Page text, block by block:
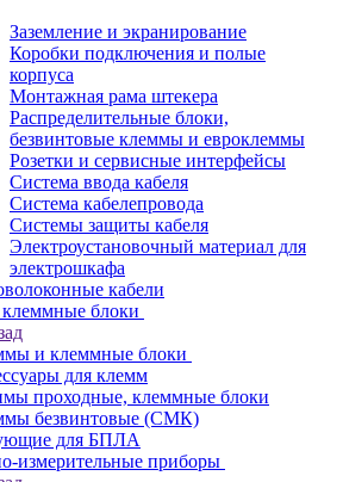
Заземление и экранирование
Коробки подключения и полые
корпуса
Монтажная рама штекера
Распределительные блоки,
безвинтовые клеммы и евроклеммы
Розетки и сервисные интерфейсы
Система ввода кабеля
Система кабелепровода
Системы защиты кабеля
Электроустановочный материал для
электрошкафа
кабели
блоки
и клеммные блоки
для клемм
проходные, клеммные блоки
безвинтовые (СМК)
для БПЛА
измерительные приборы